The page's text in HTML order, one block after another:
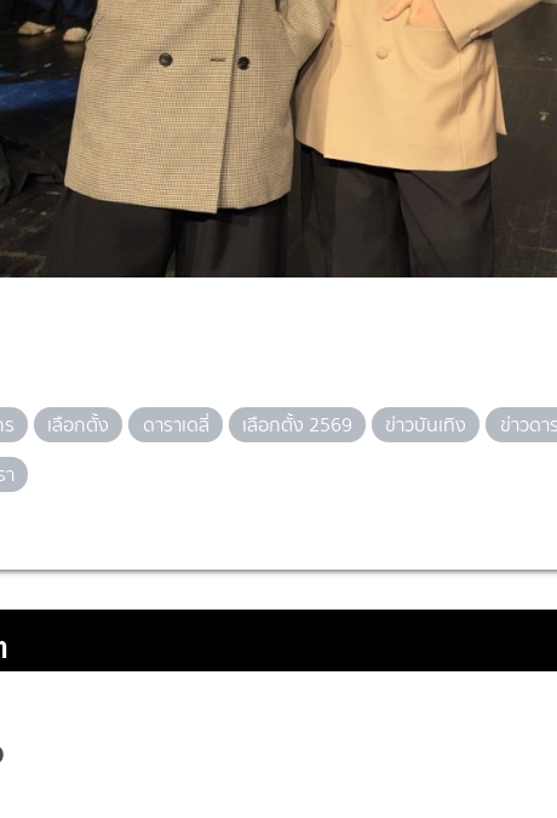
เลือกตั้ง ดาราเดลี่ เลือกตั้ง 2569 ข่าวบันเทิง ข่าวดา